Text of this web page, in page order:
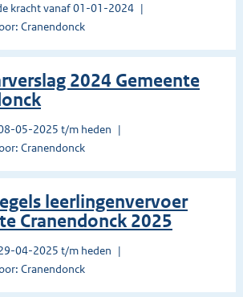
kracht vanaf 01-01-2024
Cranendonck
2024 Gemeente
05-2025 t/m heden
Cranendonck
leerlingenvervoer
Cranendonck 2025
04-2025 t/m heden
Cranendonck